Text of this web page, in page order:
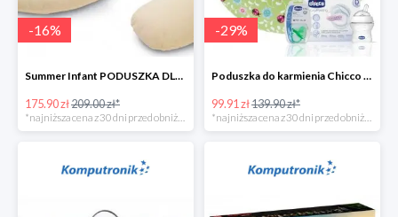
-16%
Summer Infant PODUSZKA DLA KOBIET W CIĄŻY 4w1
175.90 zł209.00 zł*
-29%
Poduszka do karmienia Chicco Boppy Ladybug Lane + wyprawka
99.91 zł139.90 zł*